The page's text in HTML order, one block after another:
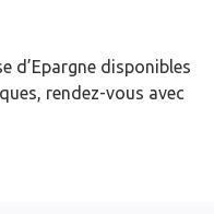
d’Epargne disponibles
rendez-vous avec